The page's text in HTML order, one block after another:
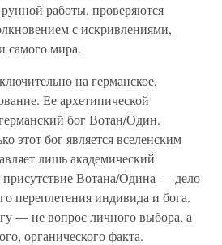
работы, проверяются
с искривлениями,
самого мира.
на германское,
Ее архетипической
бог Вотан/Один.
этот бог является вселенским
лишь академический
присутствие Вотана/Одина — дело
переплетения индивида и бога.
— не вопрос личного выбора, а
органического факта.